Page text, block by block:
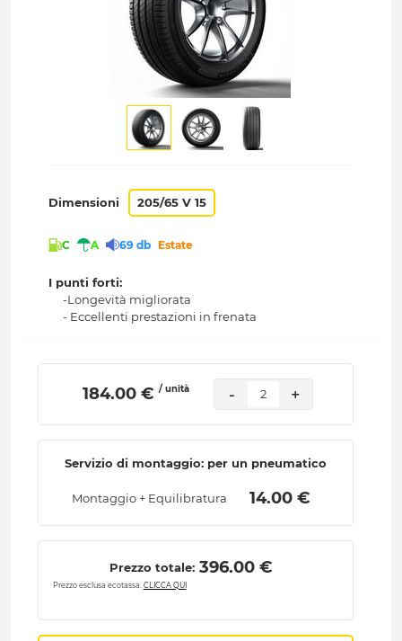
Dimensioni 205/65 V 15
C A 69 db Estate
I punti forti:
-Longevità migliorata
- Eccellenti prestazioni in frenata
184.00 € / unità - 2 +
Servizio di montaggio: per un pneumatico
Montaggio + Equilibratura 14.00 €
Prezzo totale: 396.00 €
Prezzo esclusa ecotassa. CLICCA QUI